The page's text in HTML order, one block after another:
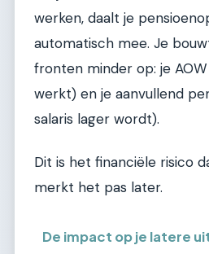
werken, daalt je
automatisch mee. Je
fronten minder op: je
werkt) en je aanvullend
salaris lager wordt).
Dit is het financiële risico
merkt het pas later.
De impact op je latere